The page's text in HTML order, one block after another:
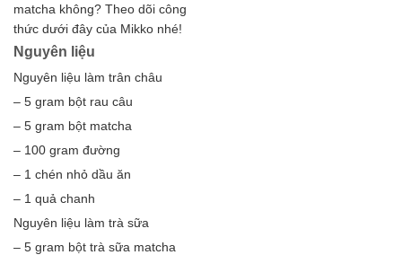
matcha không? Theo dõi công
thức dưới đây của Mikko nhé!
Nguyên liệu
Nguyên liệu làm trân châu
– 5 gram bột rau câu
– 5 gram bột matcha
– 100 gram đường
– 1 chén nhỏ dầu ăn
– 1 quả chanh
Nguyên liệu làm trà sữa
– 5 gram bột trà sữa matcha